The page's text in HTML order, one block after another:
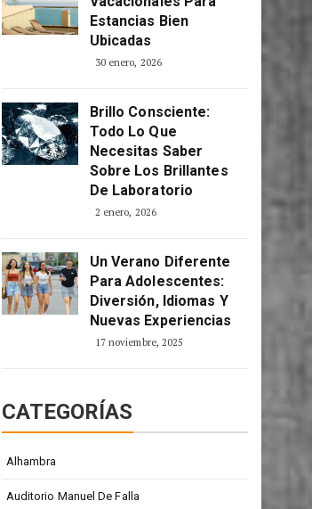
Estancias Bien
Ubicadas
30 enero, 2026
Brillo Consciente:
Todo Lo Que
Necesitas Saber
Sobre Los Brillantes
De Laboratorio
2 enero, 2026
Un Verano Diferente
Para Adolescentes:
Diversión, Idiomas Y
Nuevas Experiencias
17 noviembre, 2025
CATEGORÍAS
Alhambra
Auditorio Manuel De Falla